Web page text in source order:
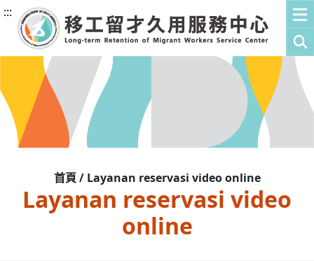
:::
首頁 / Layanan reservasi video online
Layanan reservasi video
online